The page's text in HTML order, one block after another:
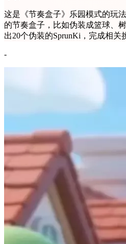
这是《节奏盒子》乐园模式的玩
的节奏盒子，比如伪装成篮球、
出20个伪装的SprunKi，完成相关
-